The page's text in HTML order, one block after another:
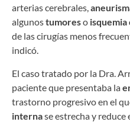
arterias cerebrales,
algunostumoreso
de las cirugías menos
indicó.
El caso tratado por la Dra.
paciente que presentaba la
trastorno progresivo en el
internase estrecha y reduce